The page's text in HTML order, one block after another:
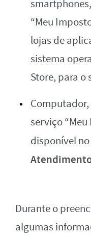
“Meu
lojas de
sistema
Store, para o
serviço “Meu
disponível no
Durante o
algumas